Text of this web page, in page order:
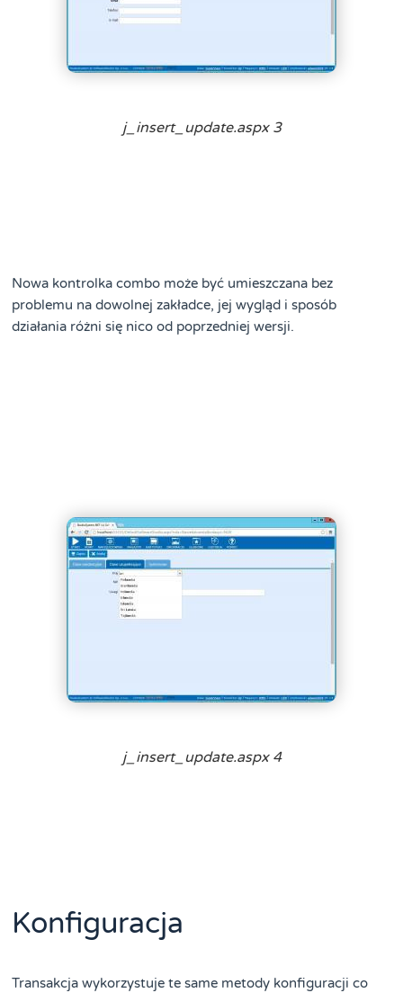
j_insert_update.aspx 3
Nowa kontrolka combo może być umieszczana bez
problemu na dowolnej zakładce, jej wygląd i sposób
działania różni się nico od poprzedniej wersji.
j_insert_update.aspx 4
Konfiguracja
Transakcja wykorzystuje te same metody konfiguracji co